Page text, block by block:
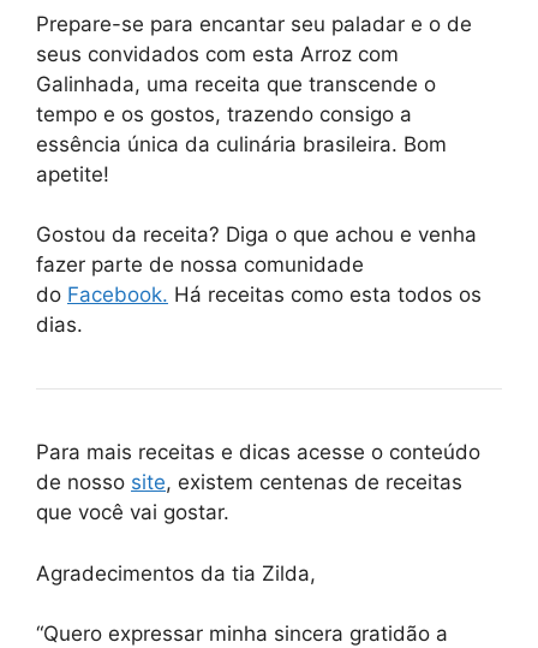
Prepare-se para encantar seu paladar e o de
seus convidados com esta Arroz com
Galinhada, uma receita que transcende o
tempo e os gostos, trazendo consigo a
essência única da culinária brasileira. Bom
apetite!
Gostou da receita? Diga o que achou e venha
fazer parte de nossa comunidade
do Facebook. Há receitas como esta todos os
dias.
Para mais receitas e dicas acesse o conteúdo
de nosso site, existem centenas de receitas
que você vai gostar.
Agradecimentos da tia Zilda,
“Quero expressar minha sincera gratidão a